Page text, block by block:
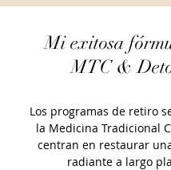
Mi exitosa
MTC &
Los programas de retiro
la Medicina Tradicional
centran en restaurar
radiante a largo